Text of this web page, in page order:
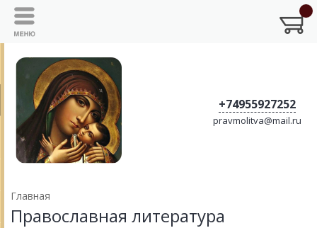
+74955927252
pravmolitva@mail.ru
Главная
Православная литература